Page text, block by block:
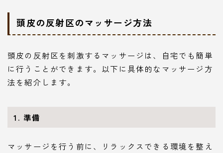
頭皮の反射区のマッサージ方法
頭皮の反射区を刺激するマッサージは、自宅でも簡単
に行うことができます。以下に具体的なマッサージ方
法を紹介します。
1. 準備
マッサージを行う前に、リラックスできる環境を整え